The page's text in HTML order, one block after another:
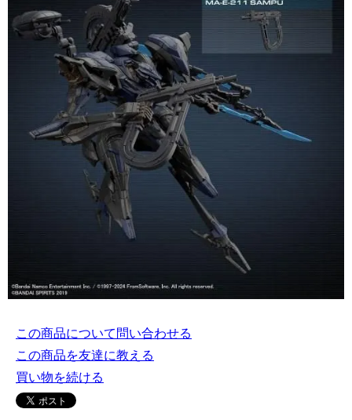
この商品について問い合わせる
この商品を友達に教える
買い物を続ける